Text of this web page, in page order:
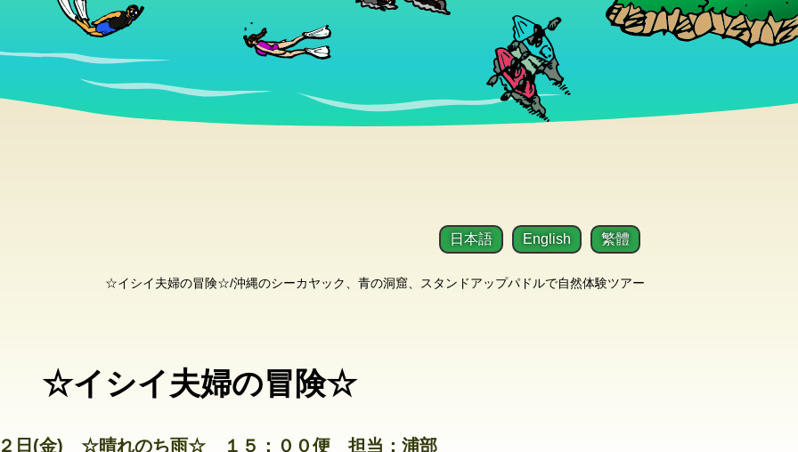
☆イシイ夫婦の冒険☆/沖縄のシーカヤック、青の洞窟、スタンドアップパドルで自然体験ツアー
日本語 English 繁體
☆イシイ夫婦の冒険☆
日(金) ☆晴れのち雨☆ １５：００便 担当：浦部